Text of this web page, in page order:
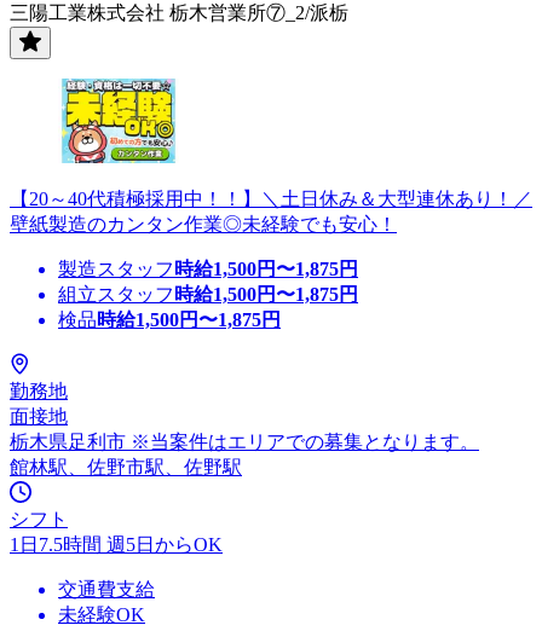
三陽工業株式会社 栃木営業所⑦_2/派栃
【20～40代積極採用中！！】＼土日休み＆大型連休あり！／
壁紙製造のカンタン作業◎未経験でも安心！
製造スタッフ 時給1,500円〜1,875円
組立スタッフ 時給1,500円〜1,875円
検品時給1,500円〜1,875円
勤務地
面接地
栃木県足利市 ※当案件はエリアでの募集となります。
館林駅、佐野市駅、佐野駅
シフト
1日7.5時間 週5日からOK
交通費支給
未経験OK